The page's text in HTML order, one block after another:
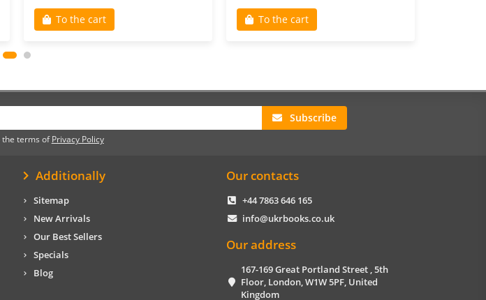
To the cart To the cart
Subscribe
the terms ofPrivacy Policy
Additionally
Sitemap
New Arrivals
Our Best Sellers
Specials
Blog
Our contacts
+44 7863 646 165
info@ukrbooks.co.uk
Our address
167-169 Great Portland Street , 5th
Floor, London, W1W 5PF, United
Kingdom